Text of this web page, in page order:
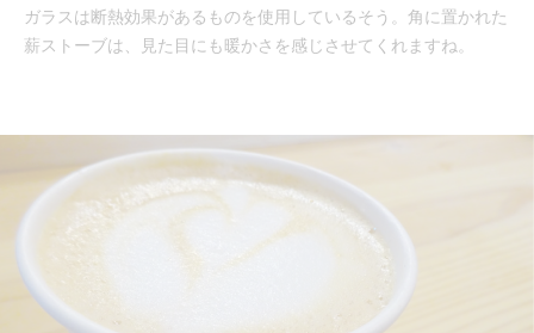
ガラスは断熱効果があるものを使用しているそう。角に置かれた
薪ストーブは、見た目にも暖かさを感じさせてくれますね。